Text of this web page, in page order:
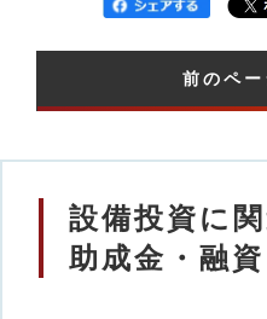
前のペー
設備投資に
助成金・融資